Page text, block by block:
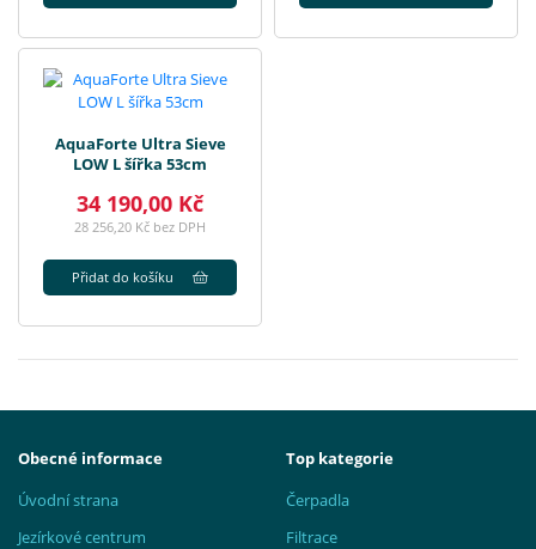
AquaForte Ultra Sieve
LOW L šířka 53cm
34 190,00 Kč
28 256,20 Kč bez DPH
Přidat do košíku
Obecné informace
Úvodní strana
Jezírkové centrum
Top kategorie
Čerpadla
Filtrace